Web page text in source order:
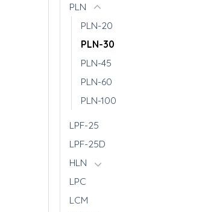
PLN
PLN-20
PLN-30
PLN-45
PLN-60
PLN-100
LPF-25
LPF-25D
HLN
LPC
LCM